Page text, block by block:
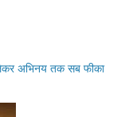
अभिनय तक सब फीका